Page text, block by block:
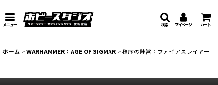
メニュー マイページ カート
検索
ホーム >WARHAMMER：AGE OF SIGMAR >秩序の陣営：ファイアスレイヤー